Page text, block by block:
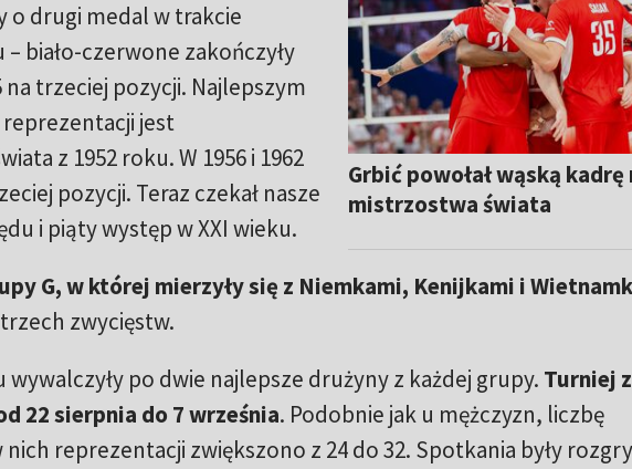
Grbić powołał wąską kadrę
mistrzostwa świata
o drugi medal w trakcie
biało-czerwone zakończyły
na trzeciej pozycji. Najlepszym
jest
z 1952 roku. W 1956 i 1962
pozycji. Teraz czekał nasze
i piąty występ w XXI wieku.
G, w której mierzyły się z Niemkami, Kenijkami i
zwycięstw.
wywalczyły po dwie najlepsze drużyny z każdej grupy. Turniej
22 sierpnia do 7 września. Podobnie jak u mężczyzn, liczbę
reprezentacji zwiększono z 24 do 32. Spotkania były